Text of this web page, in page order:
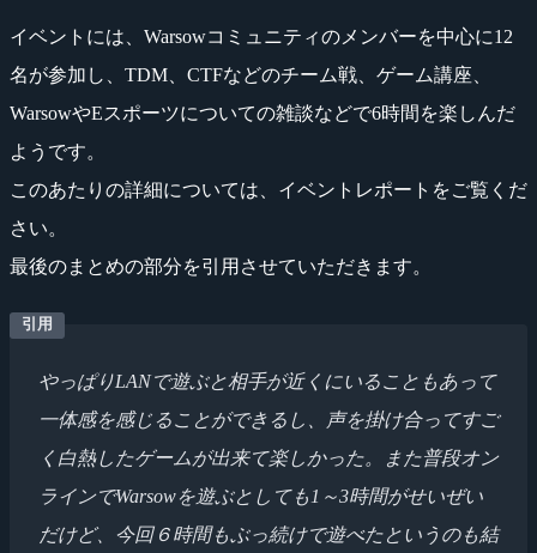
イベントには、Warsowコミュニティのメンバーを中心に12
名が参加し、TDM、CTFなどのチーム戦、ゲーム講座、
WarsowやEスポーツについての雑談などで6時間を楽しんだ
ようです。
このあたりの詳細については、イベントレポートをご覧くだ
さい。
最後のまとめの部分を引用させていただきます。
やっぱりLANで遊ぶと相手が近くにいることもあって
一体感を感じることができるし、声を掛け合ってすご
く白熱したゲームが出来て楽しかった。また普段オン
ラインでWarsowを遊ぶとしても1～3時間がせいぜい
だけど、今回６時間もぶっ続けで遊べたというのも結